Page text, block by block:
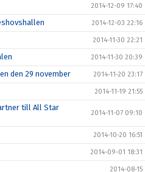
2014-12-09 17:40
2014-12-03 22:16
2014-11-30 22:21
2014-11-30 20:39
den 29 november 2014-11-20 23:17
2014-11-19 21:55
till All Star
2014-11-07 09:10
2014-10-20 16:51
2014-09-01 18:31
2014-08-15